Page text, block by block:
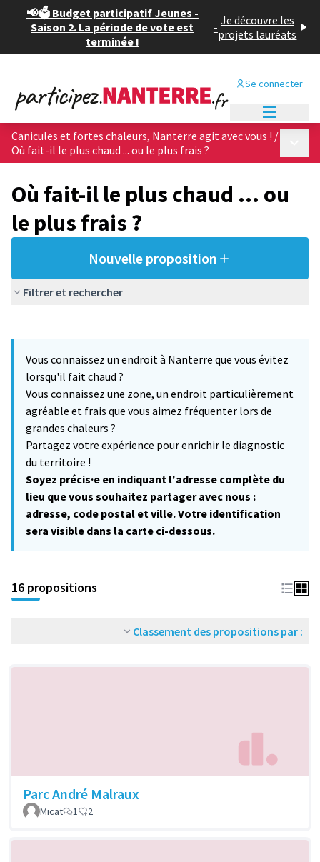
📢🗳️ Budget participatif Jeunes -
Saison 2. La période de vote est
terminée !
- Je découvre les
projets lauréats
Se connecter
Canicules et fortes chaleurs, Nanterre agit avec vous ! /
Où fait-il le plus chaud ... ou le plus frais ?
Où fait-il le plus chaud ... ou
le plus frais ?
Nouvelle proposition
Filtrer et rechercher
−
Vous connaissez un endroit à Nanterre que vous évitez
lorsqu'il fait chaud ?
Vous connaissez une zone, un endroit particulièrement
agréable et frais que vous aimez fréquenter lors de
grandes chaleurs ?
Partagez votre expérience pour enrichir le diagnostic
du territoire !
Soyez précis·e en indiquant l'adresse complète du
lieu que vous souhaitez partager avec nous :
adresse, code postal et ville. Votre identification
sera visible dans la carte ci-dessous.
16 propositions
Classement des propositions par :
Parc André Malraux
Micat 1 2